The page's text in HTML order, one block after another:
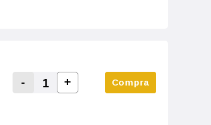
Decrease Quantity:
-
Increase Quantity:
+ Compra